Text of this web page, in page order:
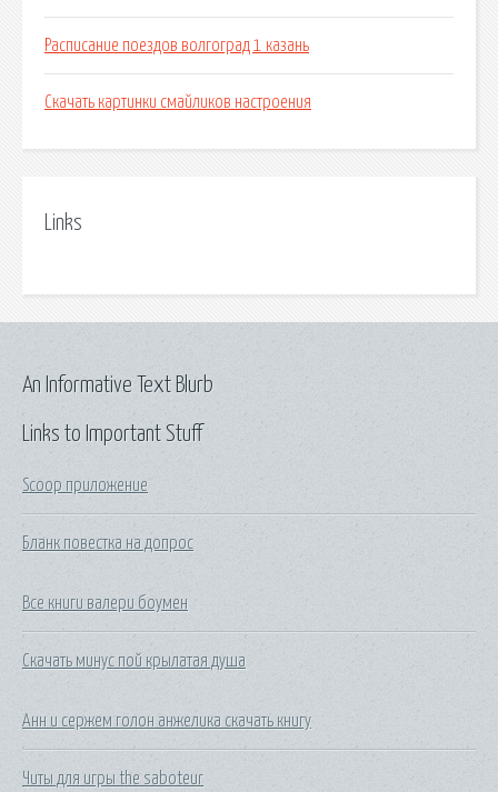
Расписание поездов волгоград 1 казань
Скачать картинки смайликов настроения
Links
Links to Important Stuff
Scoop приложение
Бланк повестка на допрос
Все книги валери боумен
Скачать минус пой крылатая душа
Анн и сержем голон анжелика скачать книгу
Читы для игры the saboteur
An Informative Text Blurb